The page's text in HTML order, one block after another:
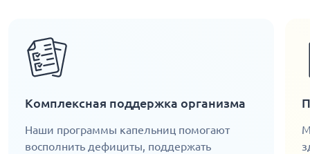
Комплексная поддержка организма
Наши программы капельниц помогают
восполнить дефициты, поддержать